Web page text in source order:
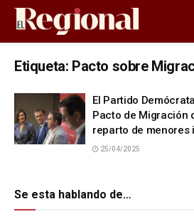
Etiqueta: Pacto sobre
El Partido
Pacto de Migración
reparto de menores
25/04/2025
Se esta hablando de…